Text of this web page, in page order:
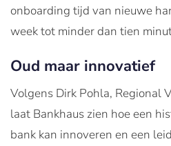
onboarding tijd van nieuwe
week tot minder dan tien
Oud maar innovatief
Volgens Dirk Pohla, Regional
laat Bankhaus zien hoe een
bank kan innoveren en een